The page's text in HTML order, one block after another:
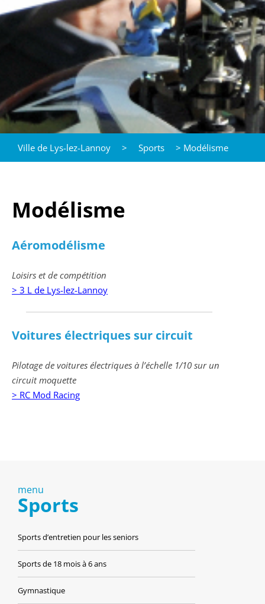
Ville de Lys-lez-Lannoy > Sports > Modélisme
Modélisme
Aéromodélisme
Loisirs et de compétition
> 3 L de Lys-lez-Lannoy
Voitures électriques sur circuit
Pilotage de voitures électriques à l’échelle 1/10 sur un
circuit moquette
> RC Mod Racing
menu
Sports
Sports d’entretien pour les seniors
Sports de 18 mois à 6 ans
Gymnastique